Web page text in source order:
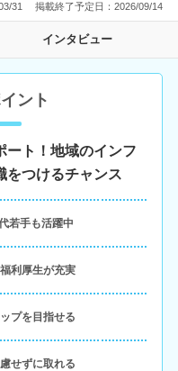
31 掲載終了予定日：2026/09/14
インタビュー
ント
ート！地域のインフ
をつけるチャンス
若手も活躍中
利厚生が充実
プを目指せる
せずに取れる